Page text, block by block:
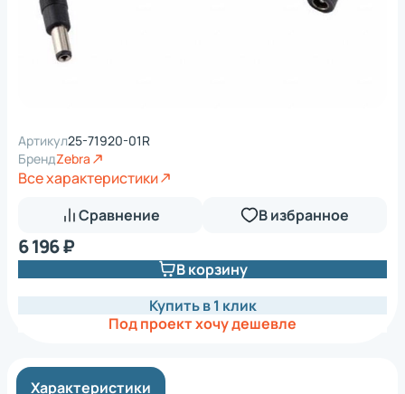
Артикул25-71920-01R
БрендZebra
Все характеристики
Сравнение
В избранное
6 196 ₽
В корзину
Купить в 1 клик
Под проект хочу дешевле
Характеристики